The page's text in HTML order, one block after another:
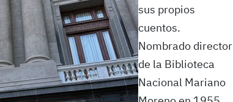
sus propios
cuentos.
Nombrado director
de la Biblioteca
Nacional Mariano